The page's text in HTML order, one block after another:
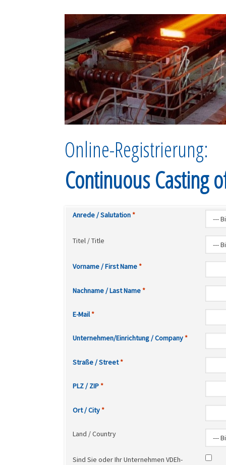
Online-Registrierung:
Continuous Casting
Anrede / Salutation
Titel / Title
Vorname / First Name
Nachname / Last Name
E-Mail
Unternehmen/Einrichtung / Company
Straße / Street
PLZ / ZIP
Ort / City
Land / Country
Sind Sie oder Ihr Unternehmen VDEh-